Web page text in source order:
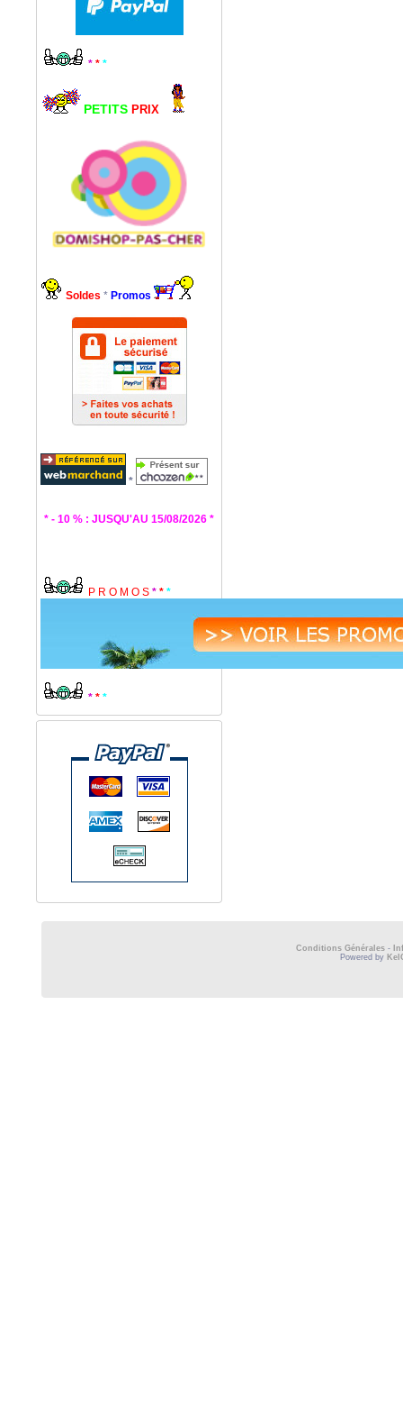
* * *
PETITS PRIX
Soldes * Promos
*
* - 10 % : JUSQU'AU 15/08/2026 *
P R O M O S * * *
* * *
Conditions Générales -
Powered by